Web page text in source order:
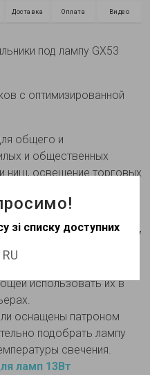
Доставка Оплата Видео
под лампу GX53
с оптимизированной
общего и
и общественных
ниш, освещение торговых
накладного
ML411-1 под лампу
использовать их в
оснащены патроном
подобрать лампу
свечения.
ламп 13Вт
зі списку доступних
RU